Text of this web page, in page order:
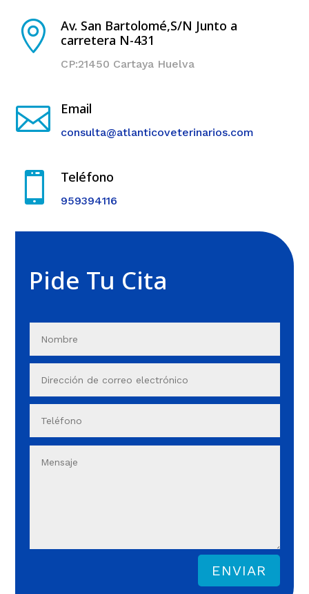

Av. San Bartolomé,S/N Junto a
carretera N-431
CP:21450 Cartaya Huelva
 Email
consulta@atlanticoveterinarios.com
 Teléfono
959394116
Pide Tu Cita
ENVIAR